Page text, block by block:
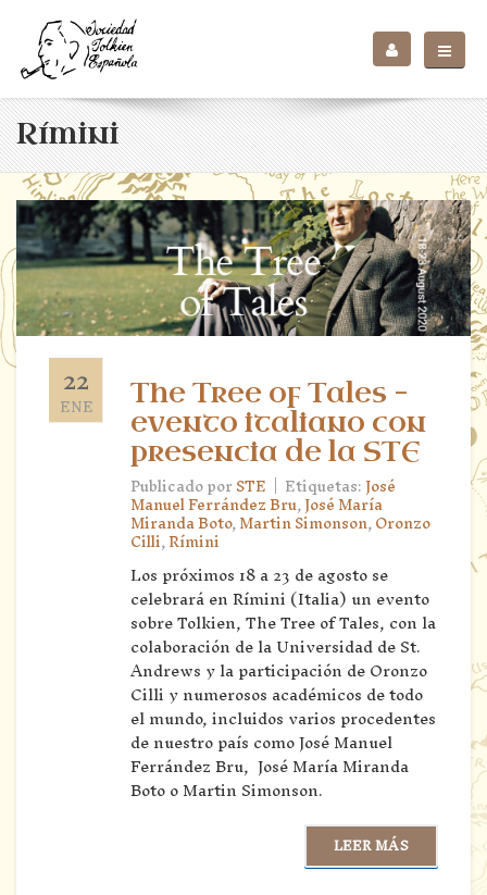
Rímini
22
ENE
The Tree of Tales –
evento italiano con
presencia de la STE
Publicado porSTE | Etiquetas:José
Manuel Ferrández Bru,José María
Miranda Boto,Martin Simonson,Oronzo
Cilli,Rímini
Los próximos 18 a 23 de agosto se
celebrará en Rímini (Italia) un evento
sobre Tolkien, The Tree of Tales, con la
colaboración de la Universidad de St.
Andrews y la participación de Oronzo
Cilli y numerosos académicos de todo
el mundo, incluidos varios procedentes
de nuestro país como José Manuel
Ferrández Bru, José María Miranda
Boto o Martin Simonson.
LEER MÁS